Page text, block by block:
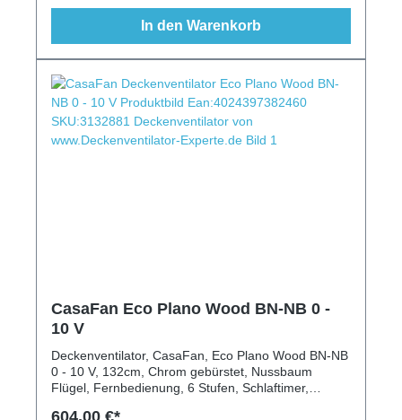
In den Warenkorb
CasaFan Eco Plano Wood BN-NB 0 -
10 V
Deckenventilator, CasaFan, Eco Plano Wood BN-NB
0 - 10 V, 132cm, Chrom gebürstet, Nussbaum
Flügel, Fernbedienung, 6 Stufen, Schlaftimer,
604,00 €*